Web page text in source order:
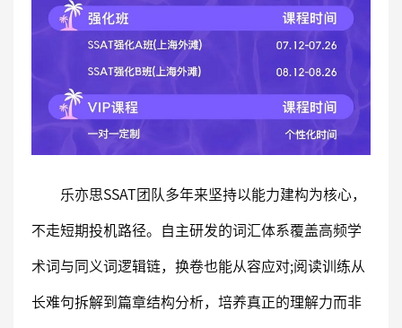
乐亦思SSAT团队多年来坚持以能力建构为核心，
不走短期投机路径。自主研发的词汇体系覆盖高频学
术词与同义词逻辑链，换卷也能从容应对;阅读训练从
长难句拆解到篇章结构分析，培养真正的理解力而非